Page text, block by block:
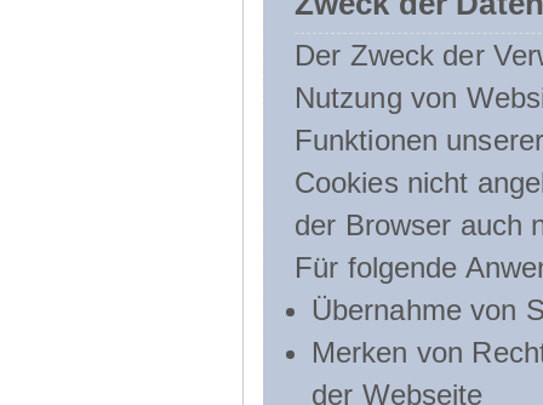
Der Zweck der
Nutzung von
Funktionen
Cookies nicht
der Browser auch
Für folgende
Übernahme von
Merken von
der Webseite